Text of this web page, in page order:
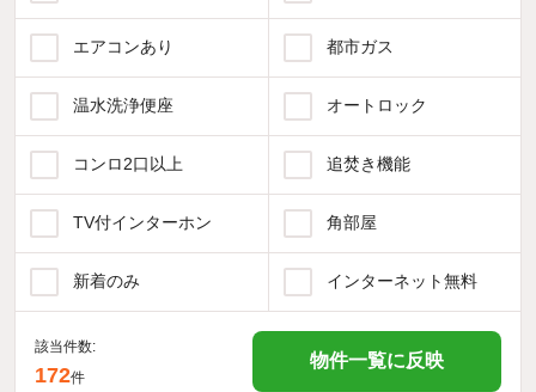
エアコンあり 都市ガス
温水洗浄便座 オートロック
コンロ2口以上 追焚き機能
TV付インターホン 角部屋
新着のみ インターネット無料
該当件数:
172件
物件一覧に反映